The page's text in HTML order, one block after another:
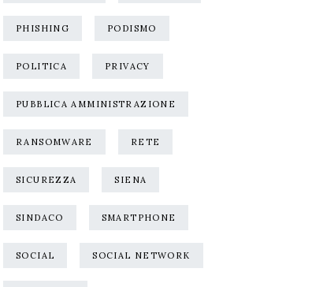
PHISHING PODISMO
POLITICA PRIVACY
PUBBLICA AMMINISTRAZIONE
RANSOMWARE RETE
SICUREZZA SIENA
SINDACO SMARTPHONE
SOCIAL SOCIAL NETWORK